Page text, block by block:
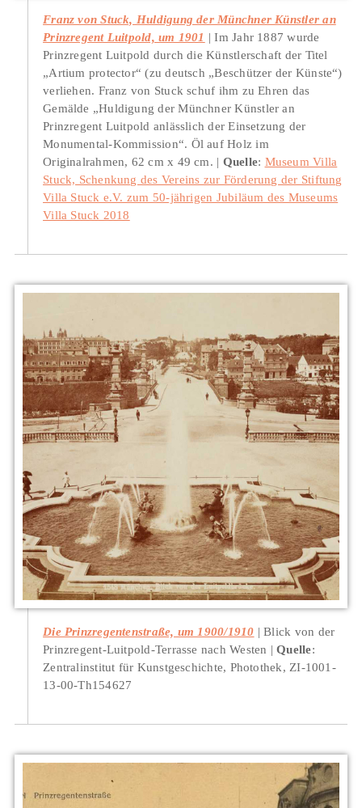
Franz von Stuck, Huldigung der Münchner Künstler an
Prinzregent Luitpold, um 1901
Im Jahr 1887 wurde
Prinzregent Luitpold durch die Künstlerschaft der Titel
„Artium protector“ (zu deutsch „Beschützer der Künste“)
verliehen. Franz von Stuck schuf ihm zu Ehren das
Gemälde „Huldigung der Münchner Künstler an
Prinzregent Luitpold anlässlich der Einsetzung der
Monumental-Kommission“. Öl auf Holz im
Originalrahmen, 62 cm x 49 cm.
Quelle: Museum Villa
Stuck, Schenkung des Vereins zur Förderung der Stiftung
Villa Stuck e.V. zum 50-jährigen Jubiläum des Museums
Villa Stuck 2018
Die Prinzregentenstraße, um 1900/1910
Blick von der
Prinzregent-Luitpold-Terrasse nach Westen
Quelle:
Zentralinstitut für Kunstgeschichte, Photothek, ZI-1001-
13-00-Th154627